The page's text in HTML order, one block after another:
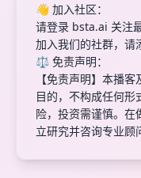
👋 加入社区：
请登录 bsta.ai 关注
加入我们的社群，
⚖️ 免责声明：
【免责声明】本播
目的，不构成任何
险，投资需谨慎。在
立研究并咨询专业顾